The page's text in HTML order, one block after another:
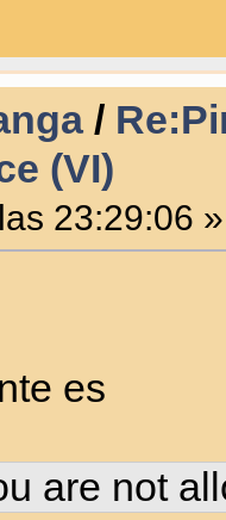
/
(VI)
23:29:06 »
es
are not